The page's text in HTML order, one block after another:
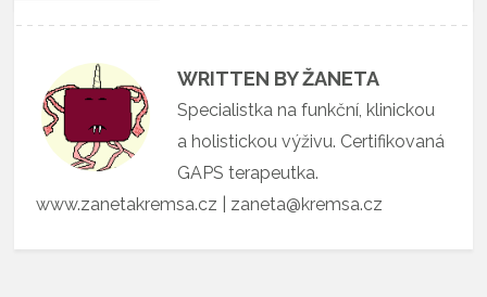
WRITTEN BY ŽANETA
Specialistka na funkční, klinickou
a holistickou výživu. Certifikovaná
GAPS terapeutka.
www.zanetakremsa.cz | zaneta@kremsa.cz